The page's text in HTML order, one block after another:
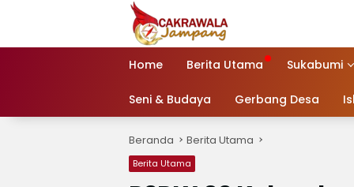
Home Berita Utama Sukabumi
Seni & Budaya Gerbang Desa
Beranda Berita Utama
Berita Utama